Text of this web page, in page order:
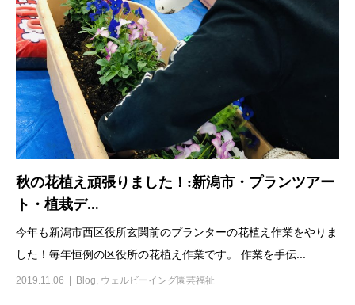
秋の花植え頑張りました！:新潟市・プランツアー
ト・植栽デ...
今年も新潟市西区役所玄関前のプランターの花植え作業をやりま
した！毎年恒例の区役所の花植え作業です。 作業を手伝...
2019.11.06 Blog ウェルビーイング園芸福祉